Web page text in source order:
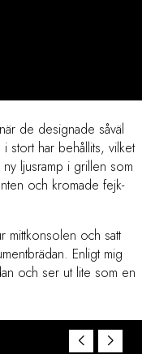
de designade såväl
stort har behållits, vilket
ljusramp i grillen som
och kromade fejk-
mittkonsolen och satt
Enligt mig
och ser ut lite som en